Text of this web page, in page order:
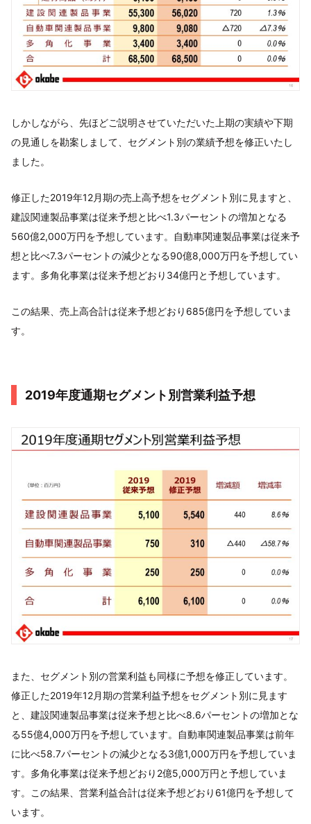
しかしながら、先ほどご説明させていただいた上期の実績や下期
の見通しを勘案しまして、セグメント別の業績予想を修正いたし
ました。
修正した2019年12月期の売上高予想をセグメント別に見ますと、
建設関連製品事業は従来予想と比べ1.3パーセントの増加となる
560億2,000万円を予想しています。自動車関連製品事業は従来予
想と比べ7.3パーセントの減少となる90億8,000万円を予想してい
ます。多角化事業は従来予想どおり34億円と予想しています。
この結果、売上高合計は従来予想どおり685億円を予想していま
す。
2019年度通期セグメント別営業利益予想
また、セグメント別の営業利益も同様に予想を修正しています。
修正した2019年12月期の営業利益予想をセグメント別に見ます
と、建設関連製品事業は従来予想と比べ8.6パーセントの増加とな
る55億4,000万円を予想しています。自動車関連製品事業は前年
に比べ58.7パーセントの減少となる3億1,000万円を予想していま
す。多角化事業は従来予想どおり2億5,000万円と予想していま
す。この結果、営業利益合計は従来予想どおり61億円を予想して
います。